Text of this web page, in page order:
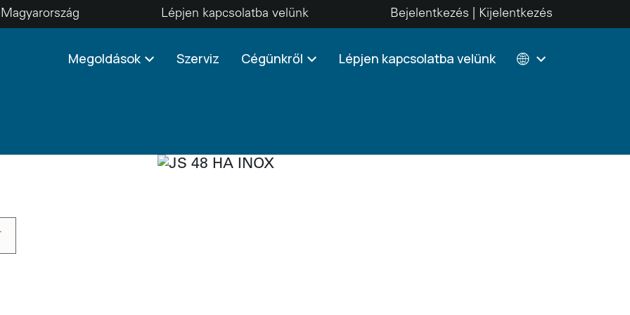
Magyarország Lépjen kapcsolatba velünk Bejelentkezés | Kijelentkezés
Megoldások Szerviz Cégünkről Lépjen kapcsolatba velünk